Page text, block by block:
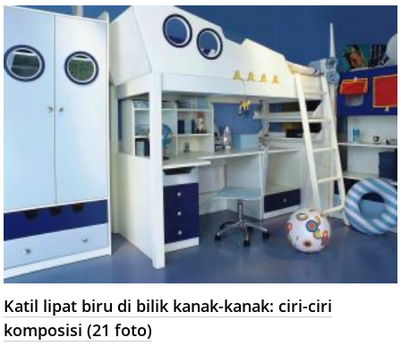
Katil lipat biru di bilik kanak-kanak: ciri-ciri
komposisi (21 foto)